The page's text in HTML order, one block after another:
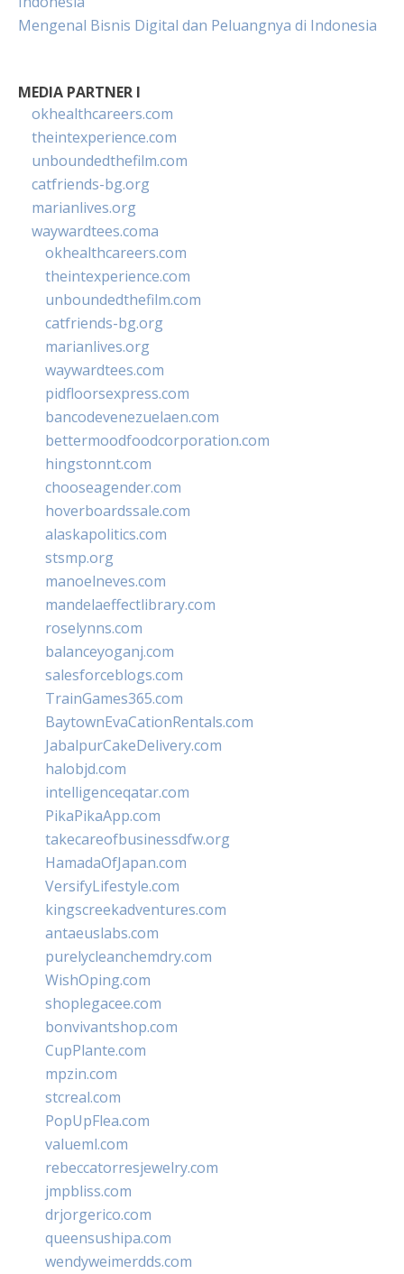
Mengenal Bisnis Digital dan Peluangnya di Indonesia
MEDIA PARTNER I
okhealthcareers.com
theintexperience.com
unboundedthefilm.com
catfriends-bg.org
marianlives.org
waywardtees.coma
okhealthcareers.com
theintexperience.com
unboundedthefilm.com
catfriends-bg.org
marianlives.org
waywardtees.com
pidfloorsexpress.com
bancodevenezuelaen.com
bettermoodfoodcorporation.com
hingstonnt.com
chooseagender.com
hoverboardssale.com
alaskapolitics.com
stsmp.org
manoelneves.com
mandelaeffectlibrary.com
roselynns.com
balanceyoganj.com
salesforceblogs.com
TrainGames365.com
BaytownEvaCationRentals.com
JabalpurCakeDelivery.com
halobjd.com
intelligenceqatar.com
PikaPikaApp.com
takecareofbusinessdfw.org
HamadaOfJapan.com
VersifyLifestyle.com
kingscreekadventures.com
antaeuslabs.com
purelycleanchemdry.com
WishOping.com
shoplegacee.com
bonvivantshop.com
CupPlante.com
mpzin.com
stcreal.com
PopUpFlea.com
valueml.com
rebeccatorresjewelry.com
jmpbliss.com
drjorgerico.com
queensushipa.com
wendyweimerdds.com